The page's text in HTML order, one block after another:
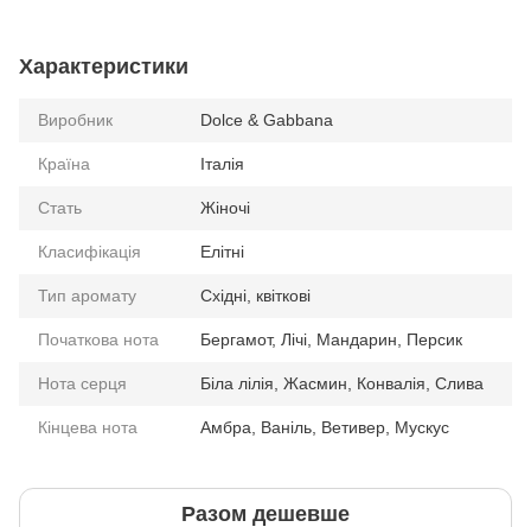
Характеристики
Виробник Dolce & Gabbana
Країна Італія
Стать Жіночі
Класифікація Елітні
Тип аромату Східні, квіткові
Початкова нота Бергамот, Лічі, Мандарин, Персик
Нота серця Біла лілія, Жасмин, Конвалія, Слива
Кінцева нота Амбра, Ваніль, Ветивер, Мускус
Разом дешевше